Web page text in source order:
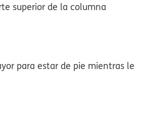
superior de la columna
para estar de pie mientras le